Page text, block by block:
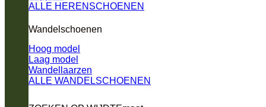
ALLE HERENSCHOENEN
Wandelschoenen
Hoog model
Laag model
Wandellaarzen
ALLE WANDELSCHOENEN